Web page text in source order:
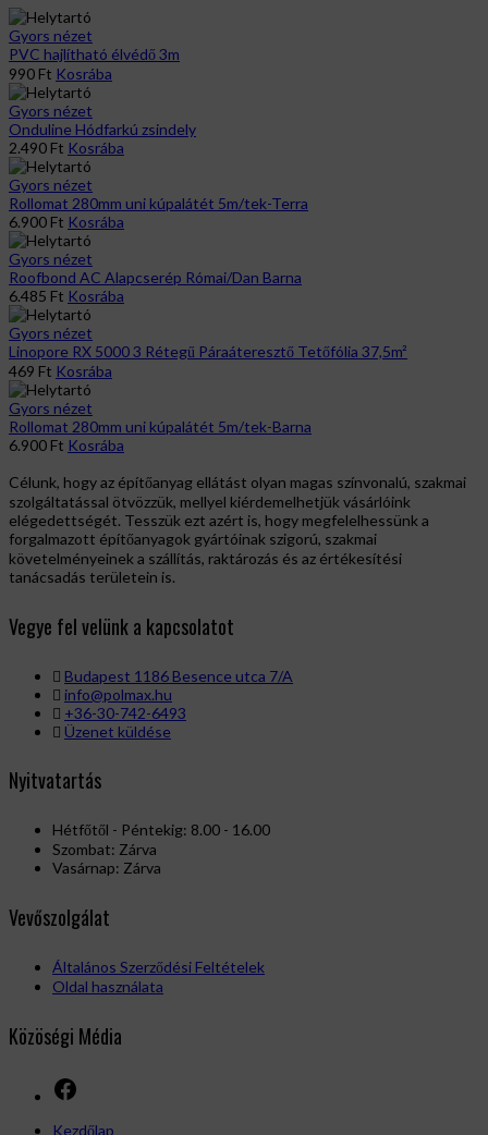
Gyors nézet
PVC hajlítható élvédő 3m
990 Ft Kosrába
Gyors nézet
Onduline Hódfarkú zsindely
2.490 Ft Kosrába
Gyors nézet
Rollomat 280mm uni kúpalátét 5m/tek-Terra
6.900 Ft Kosrába
Gyors nézet
Roofbond AC Alapcserép Római/Dan Barna
6.485 Ft Kosrába
Gyors nézet
Linopore RX 5000 3 Rétegű Páraáteresztő Tetőfólia 37,5m²
469 Ft Kosrába
Gyors nézet
Rollomat 280mm uni kúpalátét 5m/tek-Barna
6.900 Ft Kosrába
Célunk, hogy az építőanyag ellátást olyan magas színvonalú, szakmai
szolgáltatással ötvözzük, mellyel kiérdemelhetjük vásárlóink
elégedettségét. Tesszük ezt azért is, hogy megfelelhessünk a
forgalmazott építőanyagok gyártóinak szigorú, szakmai
követelményeinek a szállítás, raktározás és az értékesítési
tanácsadás területein is.
Vegye fel velünk a kapcsolatot
Budapest 1186 Besence utca 7/A
info@polmax.hu
+36-30-742-6493
Üzenet küldése
Nyitvatartás
Hétfőtől - Péntekig: 8.00 - 16.00
Szombat: Zárva
Vasárnap: Zárva
Vevőszolgálat
Általános Szerződési Feltételek
Oldal használata
Közöségi Média
Kezdőlap